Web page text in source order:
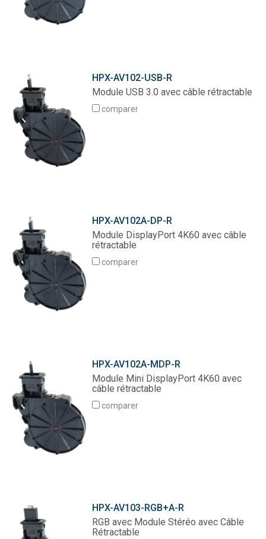
HPX-AV102-USB-R
Module USB 3.0 avec câble rétractable
comparer
HPX-AV102A-DP-R
Module DisplayPort 4K60 avec câble
rétractable
comparer
HPX-AV102A-MDP-R
Module Mini DisplayPort 4K60 avec
câble rétractable
comparer
HPX-AV103-RGB+A-R
RGB avec Module Stéréo avec Câble
Rétractable